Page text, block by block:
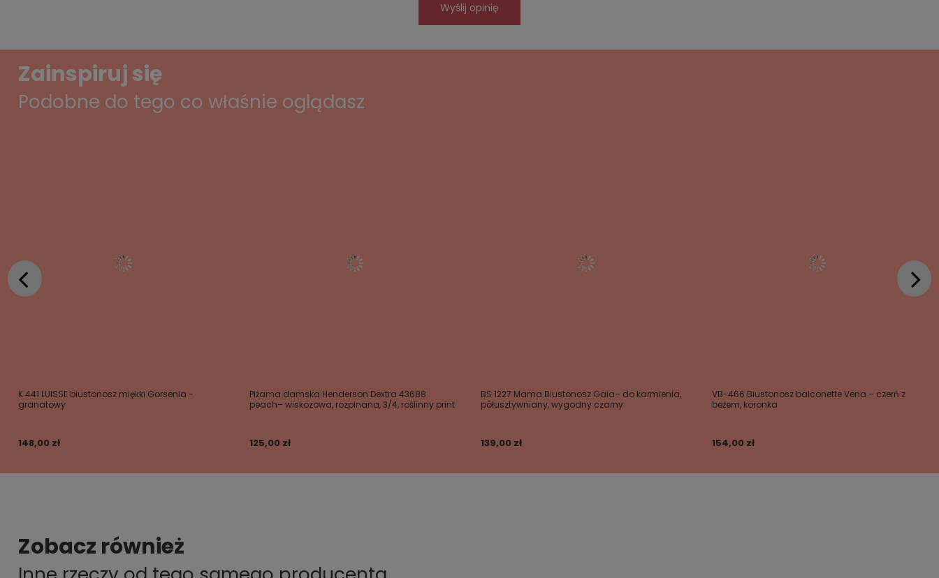
Wyślij opinię
Zainspiruj się
Podobne do tego co właśnie oglądasz
K 441 LUISSE biustonosz miękki Gorsenia -
granatowy
148,00 zł
Piżama damska Henderson Dextra 43688
peach– wiskozowa, rozpinana, 3/4, roślinny print
125,00 zł
BS 1227 Mama Biustonosz Gaia– do karmienia,
półusztywniany, wygodny czarny
139,00 zł
VB-466 Biustonosz balconette Vena – czerń z
beżem, koronka
154,00 zł
Zobacz również